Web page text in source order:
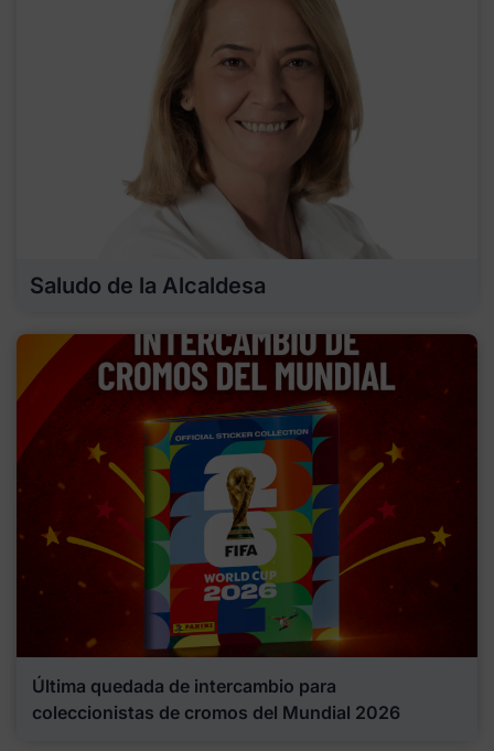
Saludo de la Alcaldesa
Última quedada de intercambio para
coleccionistas de cromos del Mundial 2026